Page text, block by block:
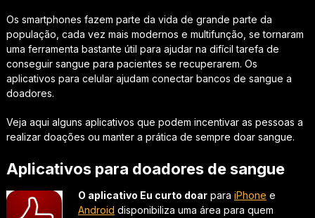
Os smartphones fazem parte da vida de grande parte da
população, cada vez mais modernos e multifunção, se tornaram
uma ferramenta bastante útil para ajudar na difícil tarefa de
conseguir sangue para pacientes se recuperarem. Os
aplicativos para celular ajudam conectar bancos de sangue a
doadores.
Veja aqui alguns aplicativos que podem incentivar as pessoas a
realizar doações ou manter a prática de sempre doar sangue.
Aplicativos para doadores de sangue
O aplicativo Eu curto doarpara iPhone e
Android disponibiliza uma área para quem